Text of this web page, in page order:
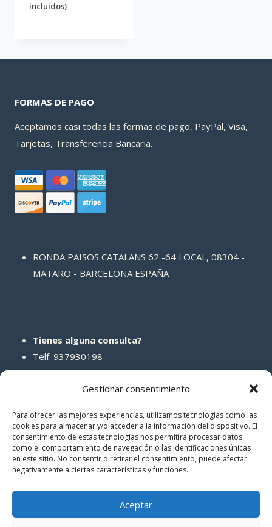
Gestionar consentimiento
Para ofrecer las mejores experiencias, utilizamos tecnologías como las
cookies para almacenar y/o acceder a la información del dispositivo. El
consentimiento de estas tecnologías nos permitirá procesar datos
como el comportamiento de navegación o las identificaciones únicas
en este sitio. No consentir o retirar el consentimiento, puede afectar
negativamente a ciertas características y funciones.
Aceptar
incluidos)
FORMAS DE PAGO
Aceptamos casi todas las formas de pago, PayPal, Visa,
Tarjetas, Transferencia Bancaria.
RONDA PAISOS CATALANS 62 -64 LOCAL, 08304 -
MATARO - BARCELONA ESPAÑA
Tienes alguna consulta?
Telf: 937930198
Correo: info@abcreparaciones.com
REDES SOCIALES